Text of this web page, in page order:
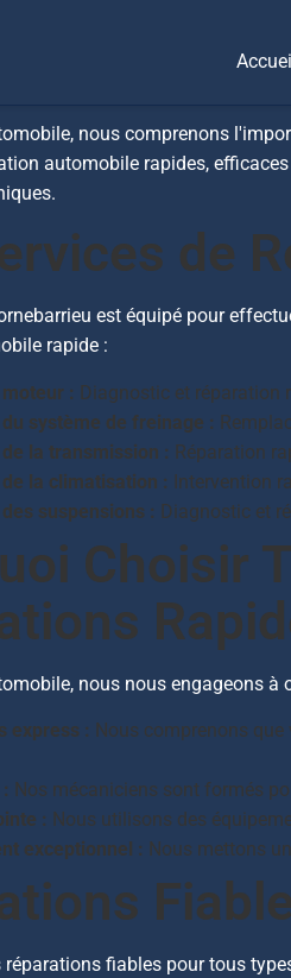
nous comprenons
automobile rapides,
de
est équipé pour
rapide :
: Diagnostic et réparation
système de freinage :
la transmission : Réparation
la climatisation : Intervention
suspensions : Diagnostic et
Choisir
nous nous engageons
express : Nous comprenons
Nos mécaniciens sont formés
: Nous utilisons des
exceptionnel : Nous mettons
fiables pour tous